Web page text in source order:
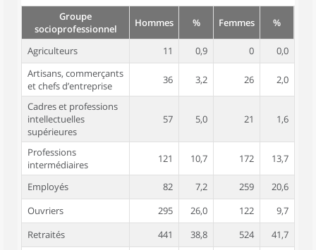
Groupe
socioprofessionnel
Hommes % Femmes %
Agriculteurs 11 0,9 0
0,0
Artisans, commerçants
et chefs d’entreprise
36 3,2 26 2,0
Cadres et professions
intellectuelles
supérieures
57 5,0 21 1,6
Professions
intermédiaires
121 10,7 172 13,7
Employés 82 7,2 259
20,6
Ouvriers
295 26,0 122
9,7
Retraités
441 38,8 524
41,7